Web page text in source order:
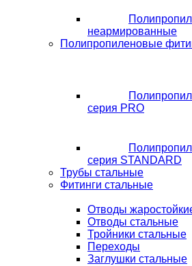
неармированные
Полипропиленовые
серия PRO
серия STANDARD
Трубы стальные
Фитинги стальные
Отводы
Отводы стальные
Тройники стальные
Переходы
Заглушки стальные